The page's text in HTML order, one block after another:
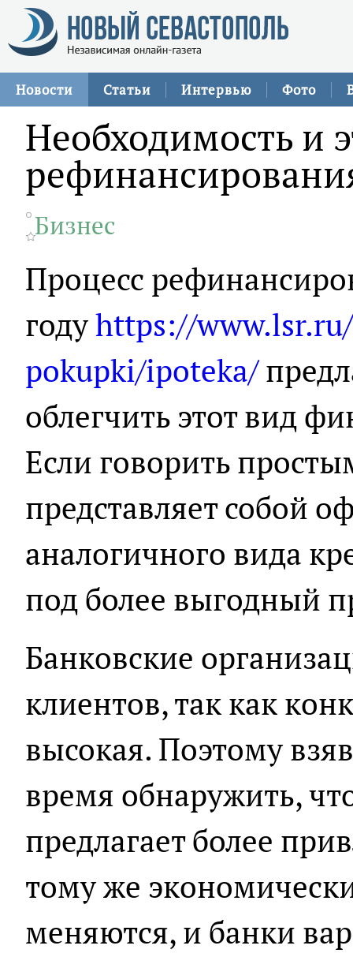
Новости Статьи Интервью Фото
Необходимость и
Бизнес
Процесс
годуhttps://
pokupki/ipoteka/
облегчить этот вид
Если говорить
представляет собой
аналогичного вида
под более выгодный
Банковские
клиентов, так как
высокая. Поэтому
время обнаружить,
предлагает более
тому же
меняются, и банки